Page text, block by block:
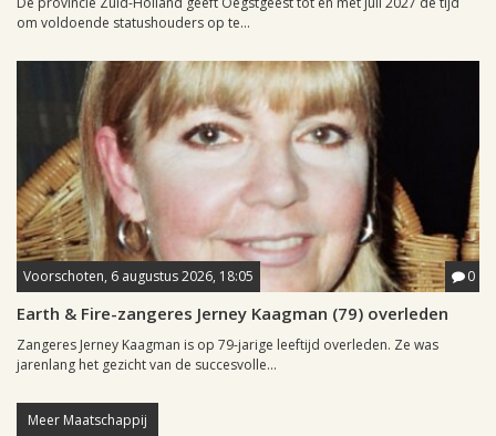
om voldoende statushouders op te...
Voorschoten, 6 augustus 2026, 18:05 0
Earth & Fire-zangeres Jerney Kaagman (79) overleden
Zangeres Jerney Kaagman is op 79-jarige leeftijd overleden. Ze was
jarenlang het gezicht van de succesvolle...
Meer Maatschappij